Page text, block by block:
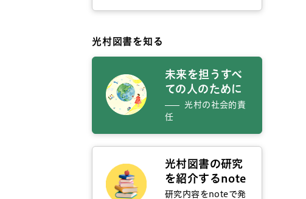
光村図書を知る
未来を担うすべ
ての人のために
光村の社会的責
任
光村図書の研究
を紹介するnote
研究内容をnoteで発